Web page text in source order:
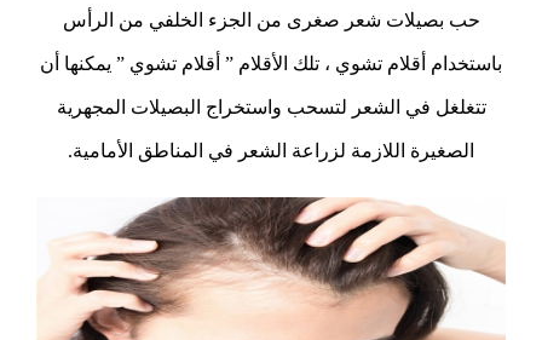
حب بصيلات شعر صغرى من الجزء الخلفي من الرأس
باستخدام أقلام تشوي ، تلك الأقلام ” أقلام تشوي ” يمكنها أن
تتغلغل في الشعر لتسحب واستخراج البصيلات المجهرية
الصغيرة اللازمة لزراعة الشعر في المناطق الأمامية.